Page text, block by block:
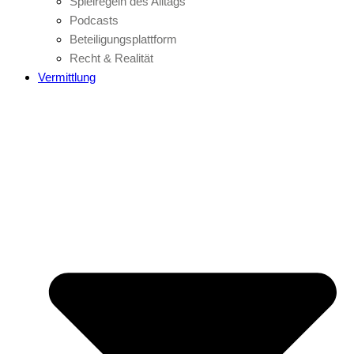
Podcasts
Beteiligungsplattform
Recht & Realität
Vermittlung